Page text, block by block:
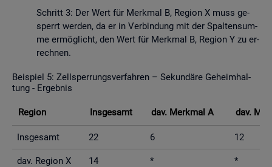
Schritt 3: Der Wert für Merk­mal B, Re­gi­on X muss ge­
sperrt wer­den, da er in Ver­bin­dung mit der Spal­ten­sum­
me er­mög­licht, den Wert für Merk­mal B, Re­gi­on Y zu er­
rech­nen.
Bei­spiel 5: Zell­sper­rungs­ver­fah­ren – Se­kun­dä­re Ge­heim­hal­
tung - Er­geb­nis
Re­gi­on Ins­ge­samt dav. Merk­mal A dav.
Ins­ge­samt 22 6 12
dav. Re­gi­on X 14 * *